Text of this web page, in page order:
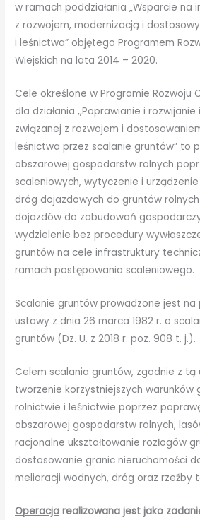
w ramach poddziałania „Wsparcie na
z rozwojem, modernizacją i
i leśnictwa” objętego Programem
Wiejskich na lata 2014 – 2020.
Cele określone w Programie Rozwoju
dla działania ,,Poprawianie i
związanej z rozwojem i
leśnictwa przez scalanie gruntów” to
obszarowej gospodarstw rolnych
scaleniowych, wytyczenie i
dróg dojazdowych do gruntów
dojazdów do zabudowań
wydzielenie bez procedury
gruntów na cele infrastruktury
ramach postępowania scaleniowego.
Scalanie gruntów prowadzone jest
ustawy z dnia 26 marca 1982 r. o
gruntów (Dz. U. z 2018 r. poz. 908 t. j.).
Celem scalania gruntów, zgodnie z tą
tworzenie korzystniejszych warunków
rolnictwie i leśnictwie poprzez
obszarowej gospodarstw rolnych,
racjonalne ukształtowanie rozłogów
dostosowanie granic nieruchomości
melioracji wodnych, dróg oraz rzeźby
Operacja realizowana jest jako